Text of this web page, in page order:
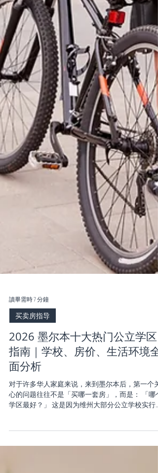
讀畢需時 7 分鐘
买卖房指导
2026 墨尔本十大热门公立学区
指南｜学校、房价、生活环境全
面分析
对于许多华人家庭来说，来到墨尔本后，第一个关
学区最好？」 这是因为维州大部分公立学校实行